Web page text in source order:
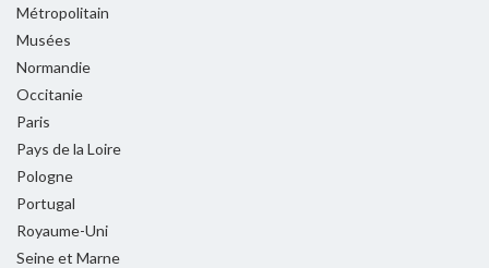
Métropolitain
Musées
Normandie
Occitanie
Paris
Pays de la Loire
Pologne
Portugal
Royaume-Uni
Seine et Marne